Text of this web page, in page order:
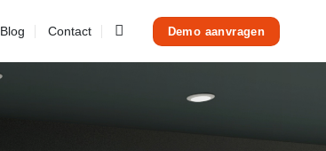
Blog Contact Demo aanvragen